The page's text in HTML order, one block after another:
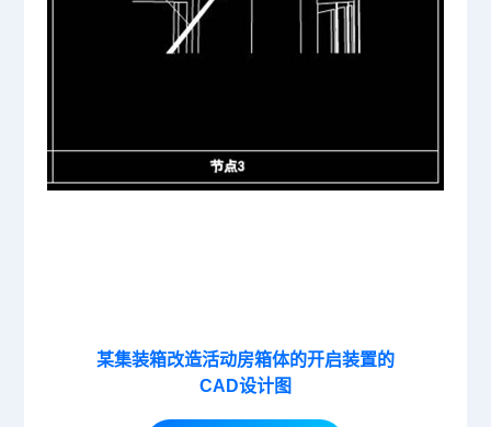
某集装箱改造活动房箱体的开启装置的
CAD设计图